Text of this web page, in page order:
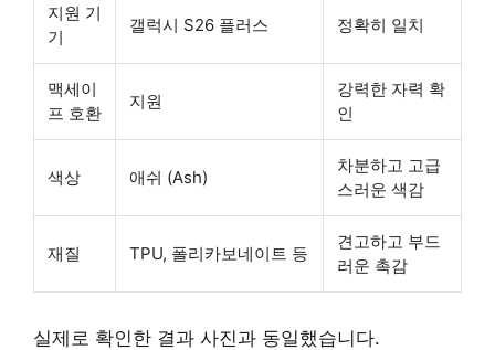
지원 기
기
갤럭시 S26 플러스 정확히 일치
맥세이
프 호환
지원
강력한 자력 확
인
색상 애쉬 (Ash)
차분하고 고급
스러운 색감
재질 TPU, 폴리카보네이트 등
견고하고 부드
러운 촉감
실제로 확인한 결과 사진과 동일했습니다.